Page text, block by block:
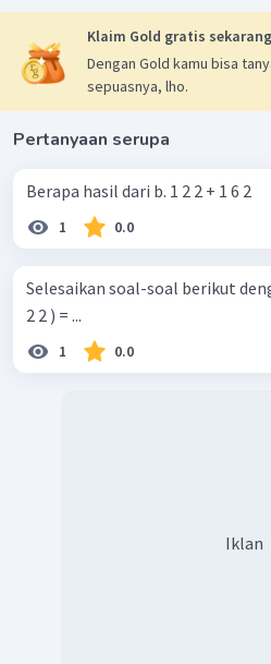
Klaim Gold gratis
Dengan Gold kamu bisa
sepuasnya, lho.
Pertanyaan serupa
Berapa hasil dari b. 1 2 2 + 1 6 2 ​
1 0.0
Selesaikan soal-soal berikut dengan tepat!
2 2 ) = ...
1 0.0
Iklan